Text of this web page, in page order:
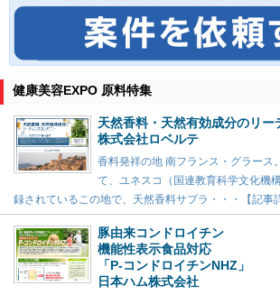
健康美容EXPO 原料特集
天然香料・天然有効成分のリー
株式会社ロベルテ
香料発祥の地 南フランス・グラース
て、ユネスコ（国連教育科学文化機
録されているこの地で、天然香料サプラ・・・【記事
豚由来コンドロイチン
機能性表示食品対応
「P-コンドロイチンNHZ」
日本ハム株式会社